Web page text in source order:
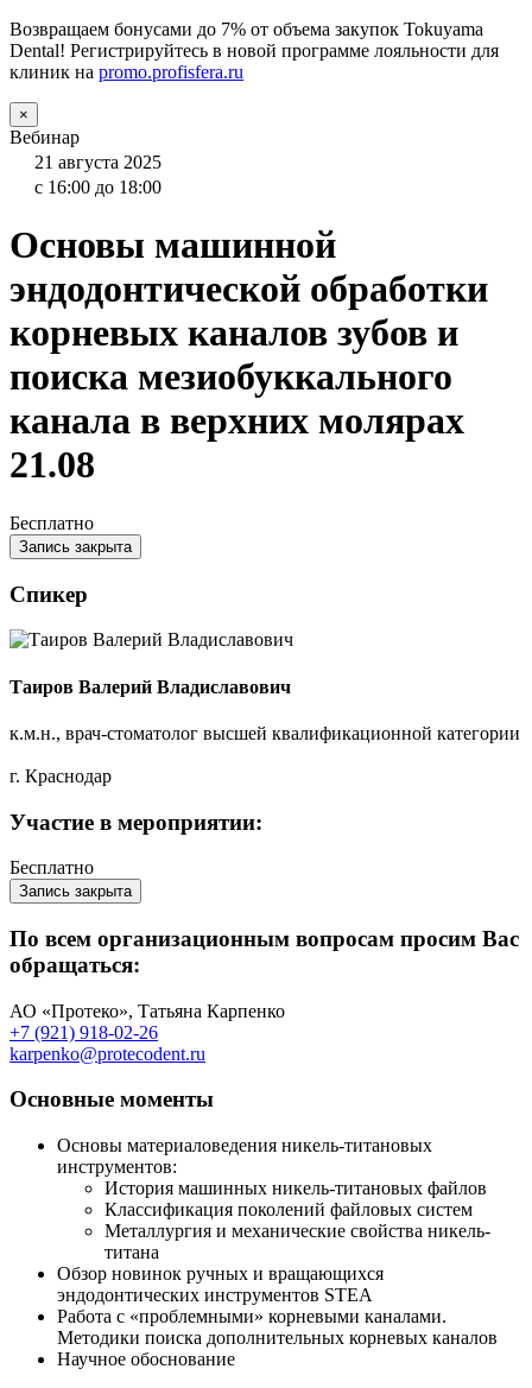
Возвращаем бонусами до 7% от объема закупок Tokuyama
Dental! Регистрируйтесь в новой программе лояльности для
клиник на promo.profisfera.ru
×
Вебинар
21 августа 2025
с 16:00 до 18:00
Основы машинной
эндодонтической обработки
корневых каналов зубов и
поиска мезиобуккального
канала в верхних молярах
21.08
Бесплатно
Запись закрыта
Спикер
Таиров Валерий Владиславович
к.м.н., врач-стоматолог высшей квалификационной категории
г. Краснодар
Участие в мероприятии:
Бесплатно
Запись закрыта
По всем организационным вопросам просим Вас
обращаться:
АО «Протеко», Татьяна Карпенко
+7 (921) 918-02-26
karpenko@protecodent.ru
Основные моменты
Основы материаловедения никель-титановых
инструментов:
История машинных никель-титановых файлов
Классификация поколений файловых систем
Металлургия и механические свойства никель-
титана
Обзор новинок ручных и вращающихся
эндодонтических инструментов STEA
Работа с «проблемными» корневыми каналами.
Методики поиска дополнительных корневых каналов
Научное обоснование